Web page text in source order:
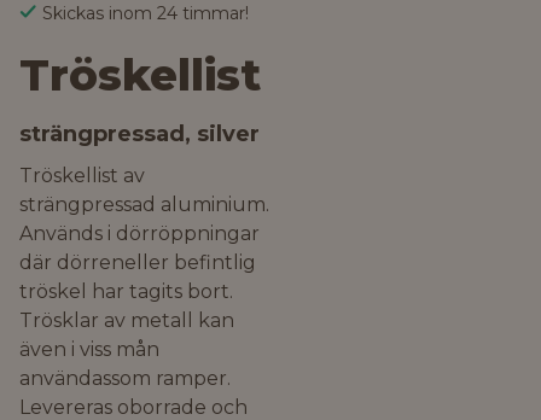
Skickas inom 24 timmar!
Tröskellist
strängpressad, silver
Tröskellist av
strängpressad aluminium.
Används i dörröppningar
där dörreneller befintlig
tröskel har tagits bort.
Trösklar av metall kan
även i viss mån
användassom ramper.
Levereras oborrade och